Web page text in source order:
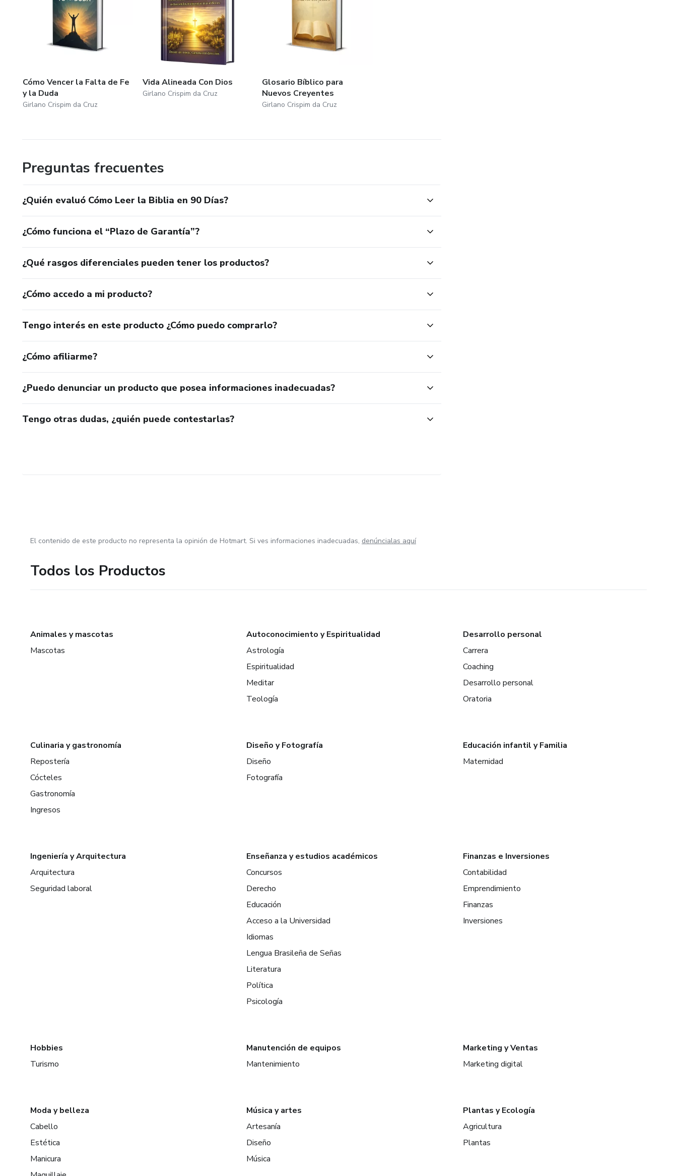
Cómo Vencer la Falta de Fe
y la Duda
Girlano Crispim da Cruz
Vida Alineada Con Dios
Girlano Crispim da Cruz
Glosario Bíblico para
Nuevos Creyentes
Girlano Crispim da Cruz
Preguntas frecuentes
¿Quién evaluó Cómo Leer la Biblia en 90 Días?
¿Cómo funciona el “Plazo de Garantía”?
¿Qué rasgos diferenciales pueden tener los productos?
¿Cómo accedo a mi producto?
Tengo interés en este producto ¿Cómo puedo comprarlo?
¿Cómo afiliarme?
¿Puedo denunciar un producto que posea informaciones inadecuadas?
Tengo otras dudas, ¿quién puede contestarlas?
El contenido de este producto no representa la opinión de Hotmart. Si ves informaciones inadecuadas, denúncialas aquí
Todos los Productos
Animales y mascotas
Mascotas
Autoconocimiento y Espiritualidad
Astrología
Espiritualidad
Meditar
Teología
Desarrollo personal
Carrera
Coaching
Desarrollo personal
Oratoria
Culinaria y gastronomía
Repostería
Cócteles
Gastronomía
Ingresos
Diseño y Fotografía
Diseño
Fotografía
Educación infantil y Familia
Maternidad
Ingeniería y Arquitectura
Arquitectura
Seguridad laboral
Enseñanza y estudios académicos
Concursos
Derecho
Educación
Acceso a la Universidad
Idiomas
Lengua Brasileña de Señas
Literatura
Política
Psicología
Finanzas e Inversiones
Contabilidad
Emprendimiento
Finanzas
Inversiones
Hobbies
Turismo
Manutención de equipos
Mantenimiento
Marketing y Ventas
Marketing digital
Moda y belleza
Cabello
Estética
Manicura
Música y artes
Artesanía
Diseño
Música
Plantas y Ecología
Agricultura
Plantas